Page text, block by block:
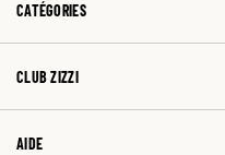
CATÉGORIES
CLUB ZIZZI
AIDE